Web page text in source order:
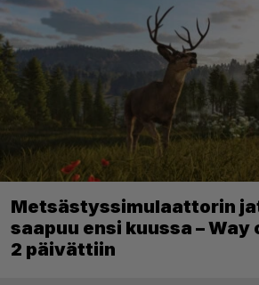
Metsästyssimulaattorin
saapuu ensi kuussa –
2 päivättiin